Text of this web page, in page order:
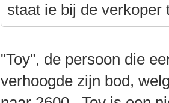
staat ie bij de
"Toy", de persoon die
verhoogde zijn bod,